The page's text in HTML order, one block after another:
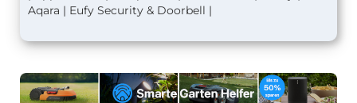
Aqara | Eufy Security & Doorbell |